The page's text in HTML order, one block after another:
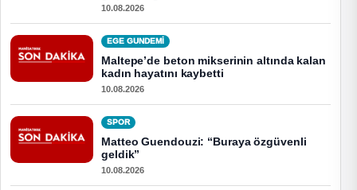
10.08.2026
EGE GUNDEMİ
Maltepe’de beton mikserinin altında kalan
kadın hayatını kaybetti
10.08.2026
SPOR
Matteo Guendouzi: “Buraya özgüvenli
geldik”
10.08.2026